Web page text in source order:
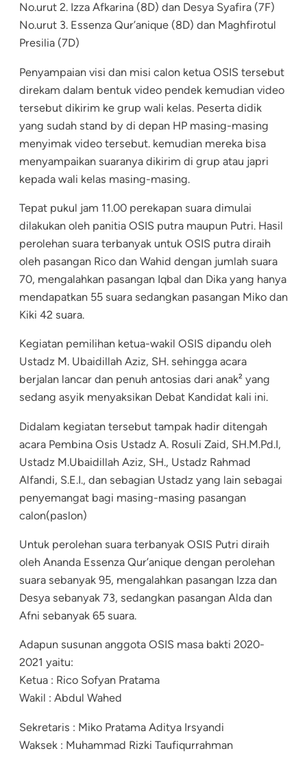
No.urut 2. Izza Afkarina (8D) dan Desya Syafira (7F)
No.urut 3. Essenza Qur’anique (8D) dan Maghfirotul
Presilia (7D)
Penyampaian visi dan misi calon ketua OSIS tersebut
direkam dalam bentuk video pendek kemudian video
tersebut dikirim ke grup wali kelas. Peserta didik
yang sudah stand by di depan HP masing-masing
menyimak video tersebut. kemudian mereka bisa
menyampaikan suaranya dikirim di grup atau japri
kepada wali kelas masing-masing.
Tepat pukul jam 11.00 perekapan suara dimulai
dilakukan oleh panitia OSIS putra maupun Putri. Hasil
perolehan suara terbanyak untuk OSIS putra diraih
oleh pasangan Rico dan Wahid dengan jumlah suara
70, mengalahkan pasangan Iqbal dan Dika yang hanya
mendapatkan 55 suara sedangkan pasangan Miko dan
Kiki 42 suara.
Kegiatan pemilihan ketua-wakil OSIS dipandu oleh
Ustadz M. Ubaidillah Aziz, SH. sehingga acara
berjalan lancar dan penuh antosias dari anak² yang
sedang asyik menyaksikan Debat Kandidat kali ini.
Didalam kegiatan tersebut tampak hadir ditengah
acara Pembina Osis Ustadz A. Rosuli Zaid, SH.M.Pd.I,
Ustadz M.Ubaidillah Aziz, SH., Ustadz Rahmad
Alfandi, S.E.I., dan sebagian Ustadz yang lain sebagai
penyemangat bagi masing-masing pasangan
calon(paslon)
Untuk perolehan suara terbanyak OSIS Putri diraih
oleh Ananda Essenza Qur’anique dengan perolehan
suara sebanyak 95, mengalahkan pasangan Izza dan
Desya sebanyak 73, sedangkan pasangan Alda dan
Afni sebanyak 65 suara.
Adapun susunan anggota OSIS masa bakti 2020-
2021 yaitu:
Ketua : Rico Sofyan Pratama
Wakil : Abdul Wahed
Sekretaris : Miko Pratama Aditya Irsyandi
Waksek : Muhammad Rizki Taufiqurrahman